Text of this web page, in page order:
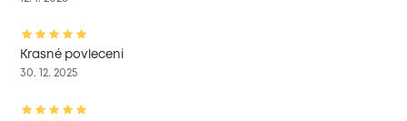
Krasné povleceni
30. 12. 2025